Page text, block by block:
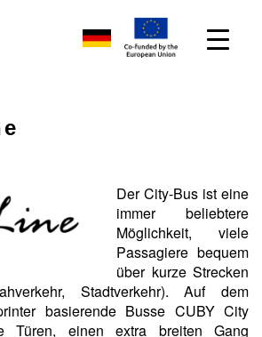
Der City-Bus ist eine
immer beliebtere
Möglichkeit, viele
Passagiere bequem
über kurze Strecken
Stadtverkehr). Auf dem
basierende Busse CUBY City
Türen, einen extra breiten Gang